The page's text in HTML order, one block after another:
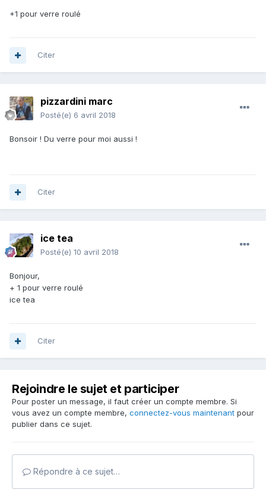
+1 pour verre roulé
Citer
pizzardini marc
Posté(e) 6 avril 2018
Bonsoir ! Du verre pour moi aussi !
Citer
ice tea
Posté(e) 10 avril 2018
Bonjour,
+ 1 pour verre roulé
ice tea
Citer
Rejoindre le sujet et participer
Pour poster un message, il faut créer un compte membre. Si
vous avez un compte membre, connectez-vous maintenant pour
publier dans ce sujet.
Répondre à ce sujet…